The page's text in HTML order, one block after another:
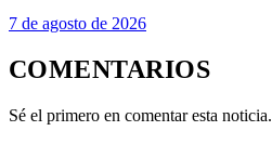
7 de agosto de 2026
COMENTARIOS
Sé el primero en comentar esta noticia.